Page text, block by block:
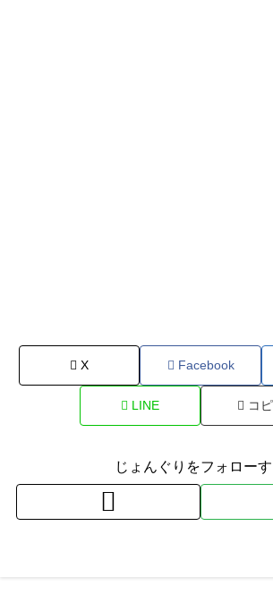
X Facebook
LINE コ
じょんぐりをフォロー